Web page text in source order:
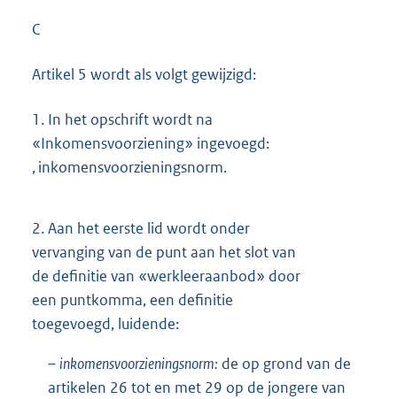
C
Artikel 5 wordt als volgt gewijzigd:
1. In het opschrift wordt na
«Inkomensvoorziening» ingevoegd:
, inkomensvoorzieningsnorm.
2.Aan het eerste lid wordt onder
vervanging van de punt aan het slot van
de definitie van «werkleeraanbod» door
een puntkomma, een definitie
toegevoegd, luidende:
– inkomensvoorzieningsnorm: de op grond van de
artikelen 26 tot en met 29 op de jongere van